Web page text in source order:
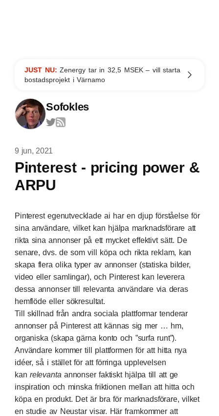
JUST NU:Zenergy tar in 32,5 MSEK – vill starta
bostadsprojekt i Värnamo
Sofokles
9 jun, 2021
Pinterest - pricing power &
ARPU
Pinterest egenutvecklade ai har en djup förståelse för
sina användare, vilket kan hjälpa marknadsförare att
rikta sina annonser på ett mycket effektivt sätt. De
senare, dvs. de som vill köpa och rikta reklam, kan
skapa flera olika typer av annonser (statiska bilder,
video eller samlingar), och Pinterest kan leverera
dessa annonser till relevanta användare via deras
hemflöde eller sökresultat.
Till skillnad från andra sociala plattformar tenderar
annonser på Pinterest att kännas sig mer … hm,
organiska (skapa gärna konto och ”surfa runt”).
Användare kommer till plattformen för att hitta nya
idéer, så i stället för att förringa upplevelsen
kan relevanta annonser faktiskt hjälpa till att ge
inspiration och minska friktionen mellan att hitta och
köpa en produkt. Det är bra för marknadsförare,vilket
en studie av Neustar visar. Här framkommer att